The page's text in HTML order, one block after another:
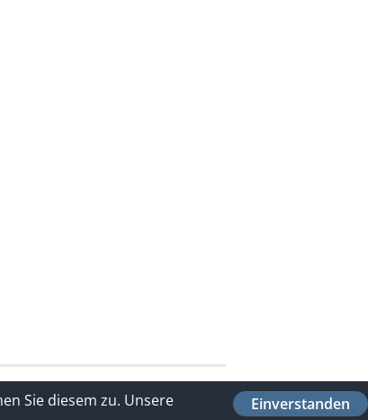
Einverstanden
Sie diesem zu. Unsere